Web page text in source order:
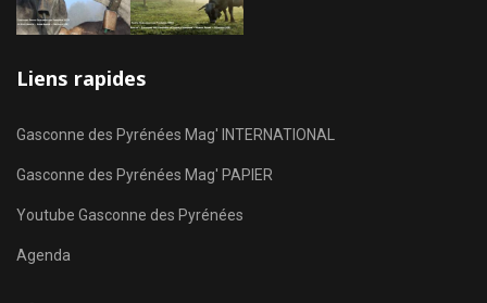
Liens rapides
Gasconne des Pyrénées Mag' INTERNATIONAL
Gasconne des Pyrénées Mag' PAPIER
Youtube Gasconne des Pyrénées
Agenda